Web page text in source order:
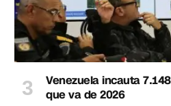
Venezuela incauta
que va de 2026